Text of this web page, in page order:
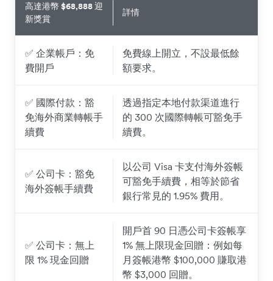
高達港幣 $68,888 迎
新獎賞
詳情
✅ 企業帳戶：免
費開戶
免費線上開立，不設最低餘
額要求。
✅ 國際付款：豁
免海外商業轉帳手
續費
透過指定本地付款渠道進行
的 300 次國際轉帳可豁免手
續費。
✅ 公司卡：豁免
海外簽帳手續費
以公司 Visa 卡支付海外簽帳
可豁免手續費，相等於節省
銀行常見的 1.95% 費用。
✅ 公司卡：無上
限 1% 現金回贈
開戶首 90 日憑公司卡簽帳享
1% 無上限現金回贈：例如每
月簽帳港幣 $100,000 賺取港
幣 $3,000 回贈。